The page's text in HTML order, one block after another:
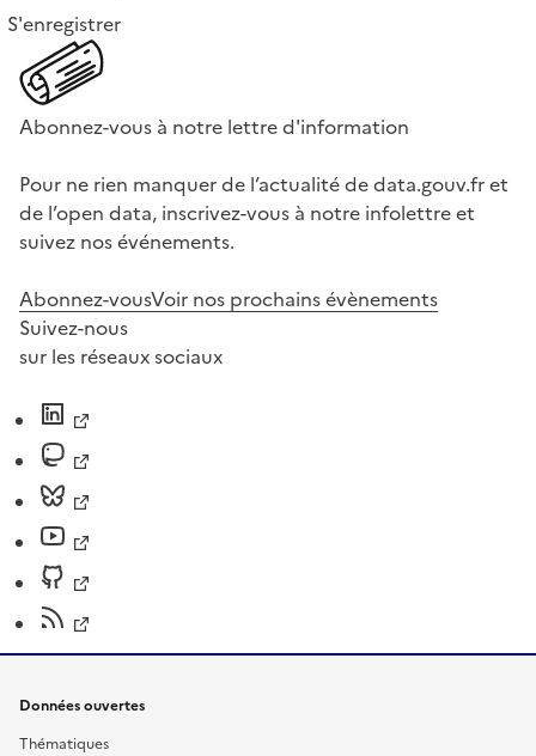
S'enregistrer
Abonnez-vous à notre lettre d'information
Pour ne rien manquer de l’actualité de data.gouv.fr et
de l’open data, inscrivez-vous à notre infolettre et
suivez nos événements.
Abonnez-vousVoir nos prochains évènements
Suivez-nous
sur les réseaux sociaux
Données ouvertes
Thématiques